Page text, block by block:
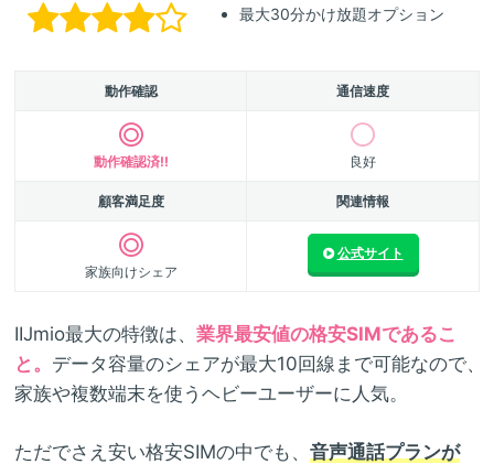
最大30分かけ放題オプション
動作確認 通信速度
動作確認済!! 良好
顧客満足度 関連情報
家族向けシェア
公式サイト
IIJmio最大の特徴は、 業界最安値の格安SIMであるこ
と。 データ容量のシェアが最大10回線まで可能なので、
家族や複数端末を使うヘビーユーザーに人気。
ただでさえ安い格安SIMの中でも、 音声通話プランが